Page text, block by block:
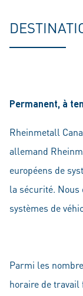
Permanent, à
Rheinmetall
allemand
européens de
la sécurité.
systèmes de
Parmi les
horaire de travail